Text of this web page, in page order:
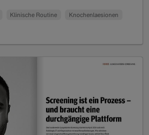
Klinische Routine Knochenlaesionen